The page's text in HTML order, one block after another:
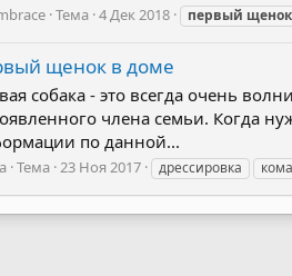
Тема 4 Дек 2018 первый щенок
щенок в доме
собака - это всегда очень
члена семьи. Когда
по данной...
Тема 23 Ноя 2017 дрессировка